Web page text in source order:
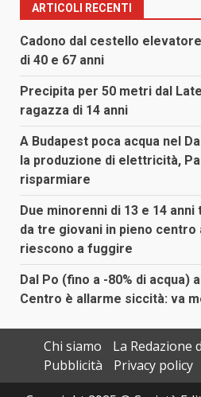
ARTICOLI RECENTI
Cadono dal cestello
di 40 e 67 anni
Precipita per 50 metri dal
ragazza di 14 anni
A Budapest poca acqua nel
la produzione di elettricità,
risparmiare
Due minorenni di 13 e 14
da tre giovani in pieno centro
riescono a fuggire
Dal Po (fino a -80% di acqua)
Centro è allarme siccità: va
Chi siamo
La Redazione
Pubblicità
Privacy policy